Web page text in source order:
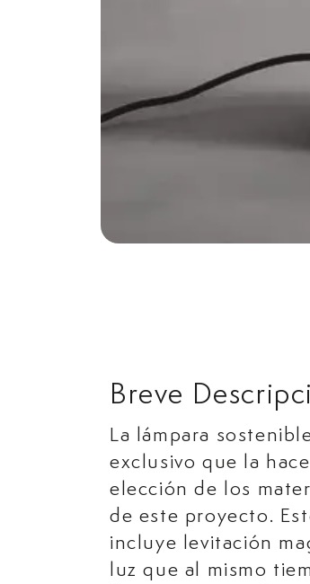
Breve
La lámpara
exclusivo que la
elección de los
de este proyecto.
incluye levitación
luz que al mismo